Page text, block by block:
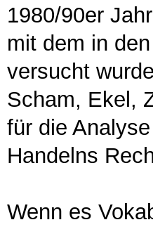
1980/90er
mit dem in
versucht
Scham, Ekel,
für die
Handelns
Wenn es